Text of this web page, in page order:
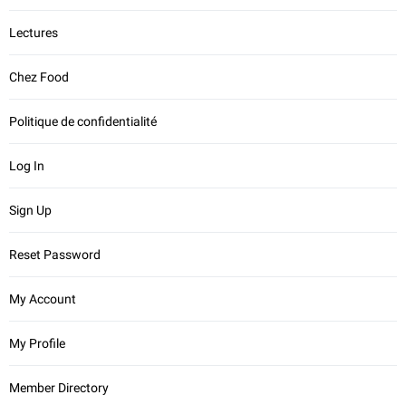
Lectures
Chez Food
Politique de confidentialité
Log In
Sign Up
Reset Password
My Account
My Profile
Member Directory